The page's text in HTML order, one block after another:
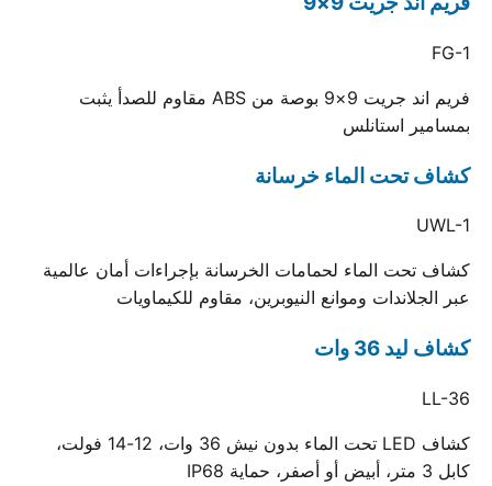
FG-1
فريم اند جريت 9×9 بوصة من ABS مقاوم للصدأ يثبت
بمسامير استانلس
كشاف تحت الماء خرسانة
UWL-1
كشاف تحت الماء لحمامات الخرسانة بإجراءات أمان عالمية
عبر الجلاندات وموانع النيوبرين، مقاوم للكيماويات
كشاف ليد 36 وات
LL-36
كشاف LED تحت الماء بدون نيش 36 وات، 12-14 فولت،
كابل 3 متر، أبيض أو أصفر، حماية IP68